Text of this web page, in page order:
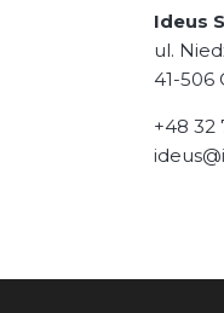
Ideus
ul.
41-506
+48 32